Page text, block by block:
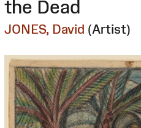
the Dead
JONES, David (Artist)